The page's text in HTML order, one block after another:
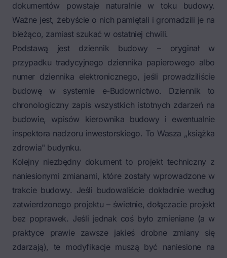
dokumentów powstaje naturalnie w toku budowy.
Ważne jest, żebyście o nich pamiętali i gromadzili je na
bieżąco, zamiast szukać w ostatniej chwili.
Podstawą jest dziennik budowy – oryginał w
przypadku tradycyjnego dziennika papierowego albo
numer dziennika elektronicznego, jeśli prowadziliście
budowę w systemie e-Budownictwo. Dziennik to
chronologiczny zapis wszystkich istotnych zdarzeń na
budowie, wpisów kierownika budowy i ewentualnie
inspektora nadzoru inwestorskiego. To Wasza „książka
zdrowia" budynku.
Kolejny niezbędny dokument to projekt techniczny z
naniesionymi zmianami, które zostały wprowadzone w
trakcie budowy. Jeśli budowaliście dokładnie według
zatwierdzonego projektu – świetnie, dołączacie projekt
bez poprawek. Jeśli jednak coś było zmieniane (a w
praktyce prawie zawsze jakieś drobne zmiany się
zdarzają), te modyfikacje muszą być naniesione na